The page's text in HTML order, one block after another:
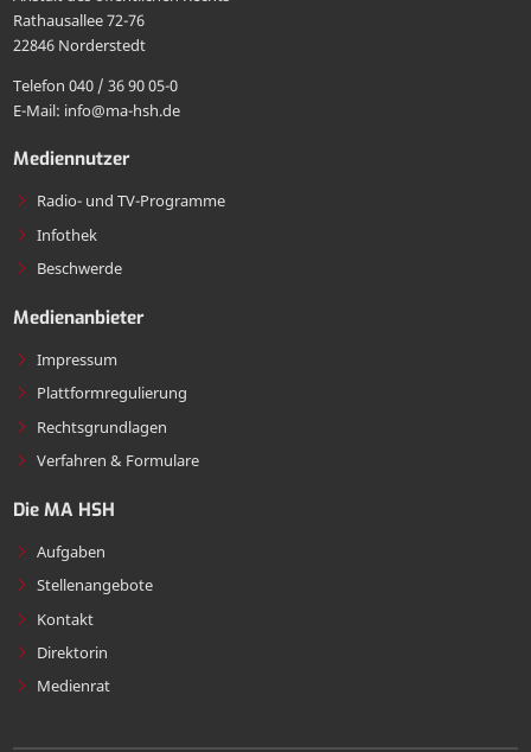
HSHdie
MA
HSH
Rathausallee 72-76
22846 Norderstedt
Telefon 040 / 36 90 05-0
E-Mail: info@ma-hsh.de
Mediennutzer
Radio- und TV-Programme
Infothek
Beschwerde
Medienanbieter
Impressum
Plattformregulierung
Rechtsgrundlagen
Verfahren & Formulare
Die MA HSH
Aufgaben
Stellenangebote
Kontakt
Direktorin
Medienrat